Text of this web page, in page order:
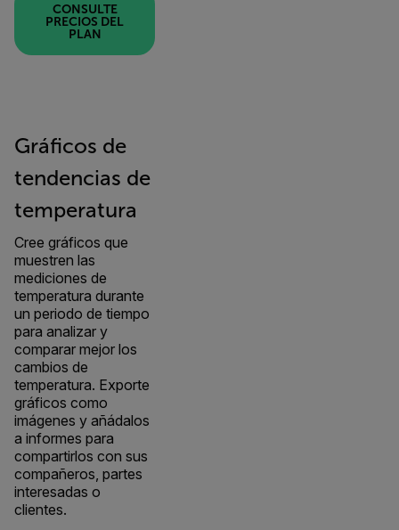
CONSULTE
PRECIOS DEL
PLAN
Gráficos de
tendencias de
temperatura
Cree gráficos que
muestren las
mediciones de
temperatura durante
un periodo de tiempo
para analizar y
comparar mejor los
cambios de
temperatura. Exporte
gráficos como
imágenes y añádalos
a informes para
compartirlos con sus
compañeros, partes
interesadas o
clientes.